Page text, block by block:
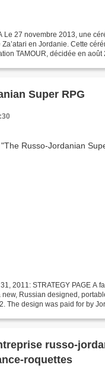
Le 27 novembre 2013, une
en Jordanie. Cette
TAMOUR, décidée en août
Super RPG
2011: STRATEGY PAGE A
Russian designed,
The design was paid for by
russo-
roquettes